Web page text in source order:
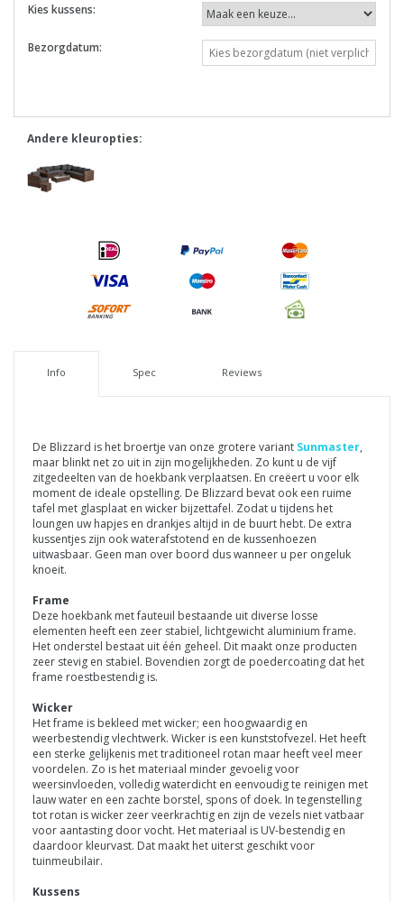
Kies kussens:
Bezorgdatum:
Andere kleuropties:
Info Spec Reviews
De Blizzard is het broertje van onze grotere variant Sunmaster,
maar blinkt net zo uit in zijn mogelijkheden. Zo kunt u de vijf
zitgedeelten van de hoekbank verplaatsen. En creëert u voor elk
moment de ideale opstelling. De Blizzard bevat ook een ruime
tafel met glasplaat en wicker bijzettafel. Zodat u tijdens het
loungen uw hapjes en drankjes altijd in de buurt hebt. De extra
kussentjes zijn ook waterafstotend en de kussenhoezen
uitwasbaar. Geen man over boord dus wanneer u per ongeluk
knoeit.
Frame
Deze hoekbank met fauteuil bestaande uit diverse losse
elementen heeft een zeer stabiel, lichtgewicht aluminium frame.
Het onderstel bestaat uit één geheel. Dit maakt onze producten
zeer stevig en stabiel. Bovendien zorgt de poedercoating dat het
frame roestbestendig is.
Wicker
Het frame is bekleed met wicker; een hoogwaardig en
weerbestendig vlechtwerk. Wicker is een kunststofvezel. Het heeft
een sterke gelijkenis met traditioneel rotan maar heeft veel meer
voordelen. Zo is het materiaal minder gevoelig voor
weersinvloeden, volledig waterdicht en eenvoudig te reinigen met
lauw water en een zachte borstel, spons of doek. In tegenstelling
tot rotan is wicker zeer veerkrachtig en zijn de vezels niet vatbaar
voor aantasting door vocht. Het materiaal is UV-bestendig en
daardoor kleurvast. Dat maakt het uiterst geschikt voor
tuinmeubilair.
Kussens